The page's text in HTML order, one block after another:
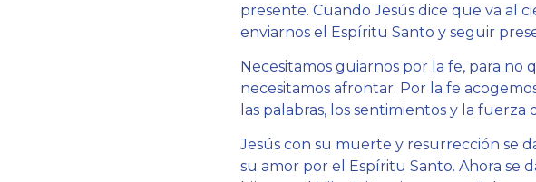
presente. Cuando Jesús dice que va al
enviarnos el Espíritu Santo y seguir
Necesitamos guiarnos por la fe, para
necesitamos afrontar. Por la fe
las palabras, los sentimientos y la
Jesús con su muerte y resurrección se
su amor por el Espíritu Santo. Ahora se